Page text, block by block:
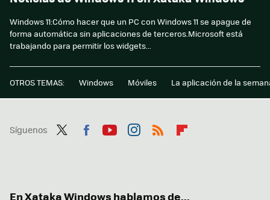
Windows 11:Cómo hacer que un PC con Windows 11 se apague de
forma automática sin aplicaciones de terceros.Microsoft está
trabajando para permitir los widgets...
OTROS TEMAS: Windows Móviles La aplicación de la
Síguenos
En Xataka Windows hablamos de...